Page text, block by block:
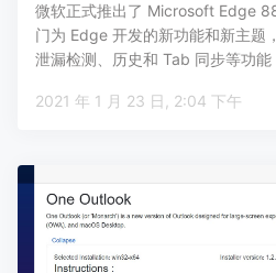
微软正式推出了 Microsoft Edge
门为 Edge 开发的新功能和新主题
泄漏检测、历史和 Tab 同步等功
2021 年 1 月 23 日, 2:04 下午